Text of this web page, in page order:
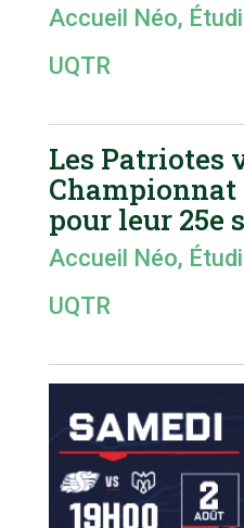
Accueil Néo,
UQTR
Les Patriotes
Championnat
pour leur 25e
Accueil Néo,
UQTR